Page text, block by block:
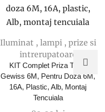
Iluminat , lampi , prize si
intrerupatoare
KIT Complet Priza Tripla
Gewiss 6M, Pentru Doza 6M,
16A, Plastic, Alb, Montaj
Tencuiala